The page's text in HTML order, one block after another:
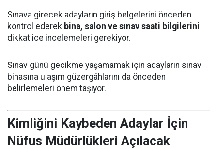
Sınava girecek adayların giriş belgelerini önceden
kontrol ederek bina, salon ve sınav saati bilgilerini
dikkatlice incelemeleri gerekiyor.
Sınav günü gecikme yaşamamak için adayların sınav
binasına ulaşım güzergâhlarını da önceden
belirlemeleri önem taşıyor.
Kimliğini Kaybeden Adaylar İçin
Nüfus Müdürlükleri Açılacak